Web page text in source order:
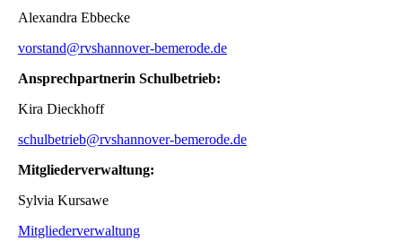
Alexandra Ebbecke
vorstand@rvshannover-bemerode.de
Ansprechpartnerin Schulbetrieb:
Kira Dieckhoff
schulbetrieb@rvshannover-bemerode.de
Mitgliederverwaltung:
Sylvia Kursawe
Mitgliederverwaltung